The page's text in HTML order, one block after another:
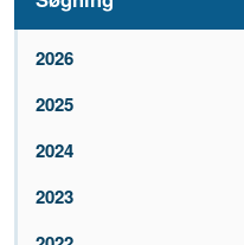
2026
2025
2024
2023